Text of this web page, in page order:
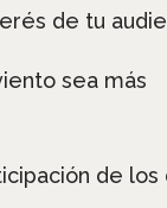
de tu
sea más
de los